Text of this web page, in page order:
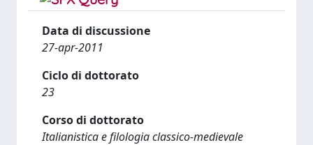
Data di discussione
27-apr-2011
Ciclo di dottorato
23
Corso di dottorato
Italianistica e filologia classico-medievale